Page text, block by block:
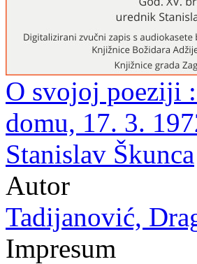
O svojoj poeziji
domu, 17. 3.
Stanislav Škunca
Autor
Tadijanović,
Impresum